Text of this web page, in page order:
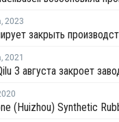
, 2023
, 2021